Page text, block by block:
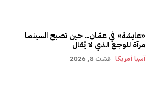
«عايشة» في عمّان.. حين تصبح السينما
مرآة للوجع الذي لا يُقال
آسيا أمريكا غشت 8, 2026